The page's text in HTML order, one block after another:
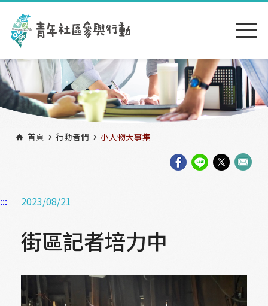
跳到主要內容區塊
首頁 行動者們 小人物大事集
::: 2023/08/21
街區記者培力中